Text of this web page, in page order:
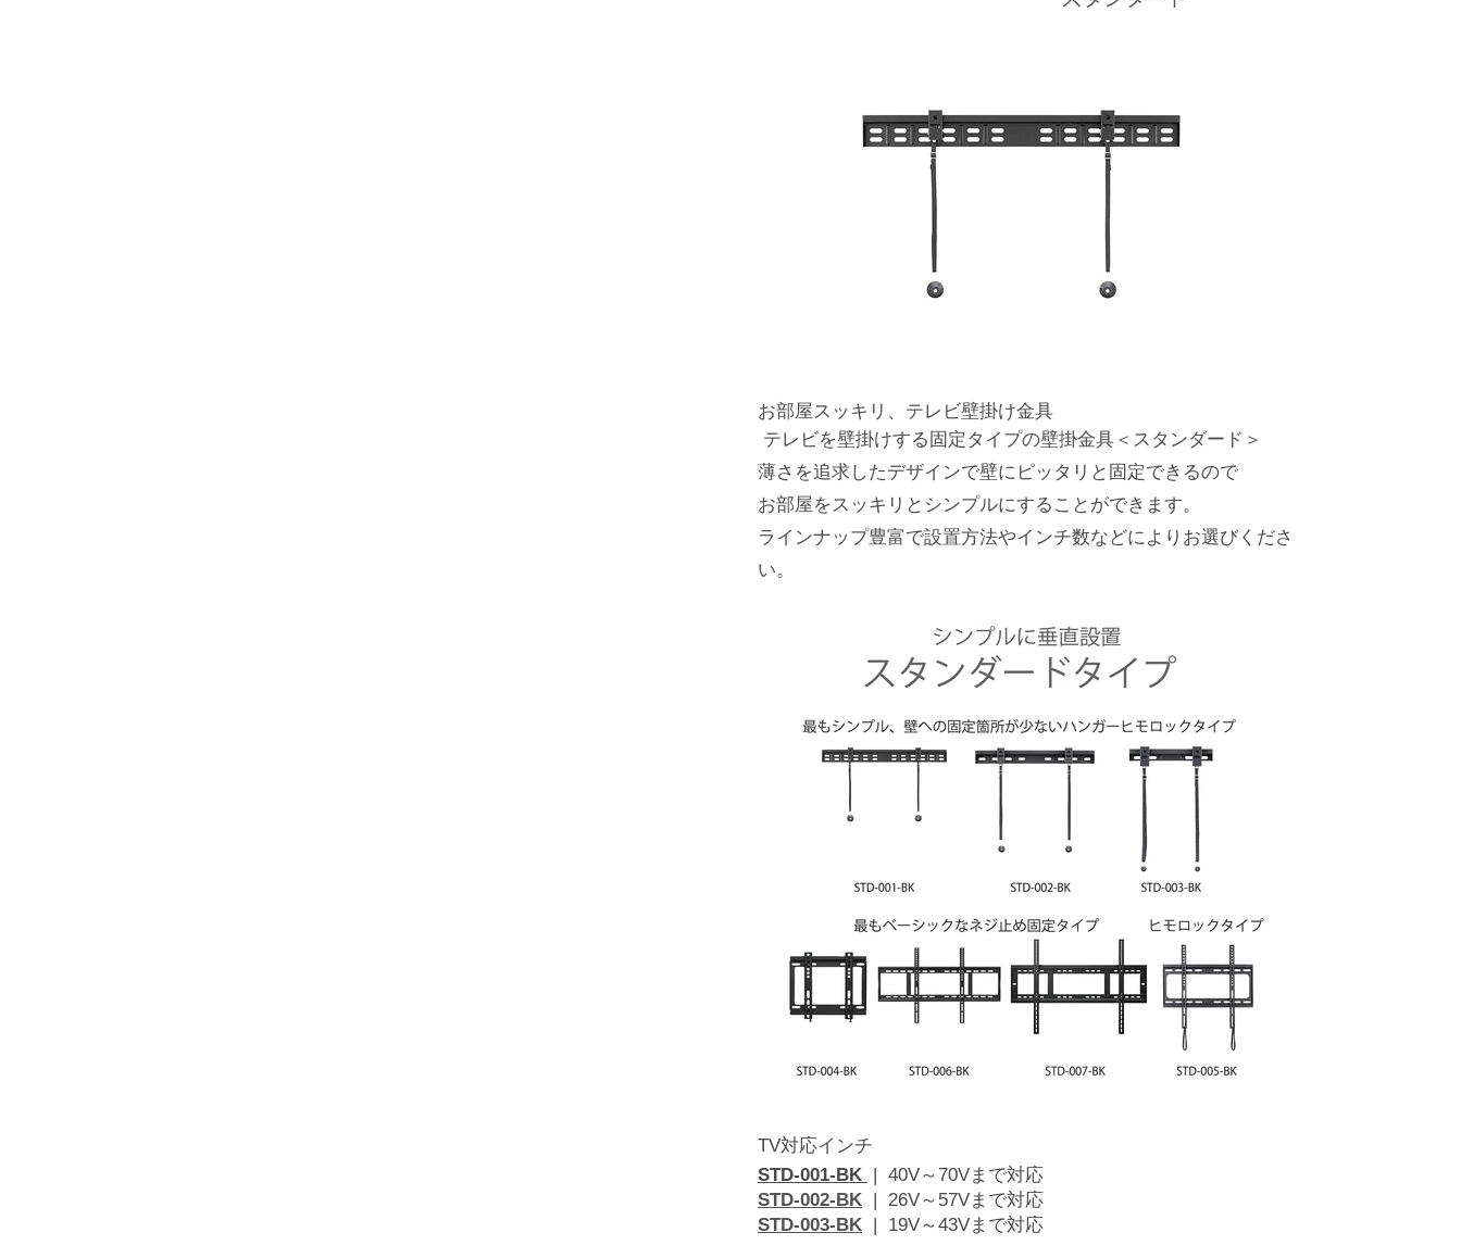
お部屋スッキリ、テレビ壁掛け金具
テレビを壁掛けする固定タイプの壁掛金具＜スタンダード＞
薄さを追求したデザインで壁にピッタリと固定できるので
お部屋をスッキリとシンプルにすることができます。
ラインナップ豊富で設置方法やインチ数などによりお選びくださ
い。
TV対応インチ
STD-001-BK | 40V～70Vまで対応
STD-002-BK | 26V～57Vまで対応
STD-003-BK | 19V～43Vまで対応